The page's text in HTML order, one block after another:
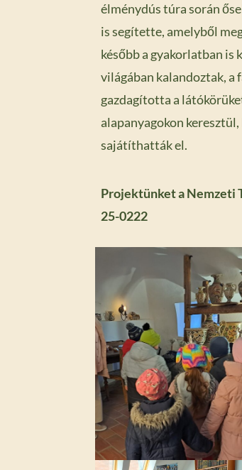
élménydús túra során
is segítette, amelyből
később a gyakorlatban
világában kalandoztak, a
gazdagította a
alapanyagokon
sajátíthatták el.
Projektünket a Nemzeti
25-0222